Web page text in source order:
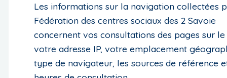
Les informations sur la navigation collectées
Fédération des centres sociaux des 2 Savoie
concernent vos consultations des pages sur le
votre adresse IP, votre emplacement
type de navigateur, les sources de référence